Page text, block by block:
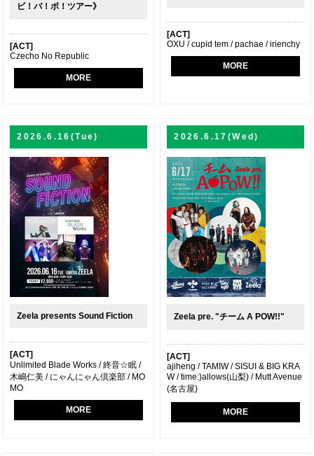
ビ！バ！ボ！ツアー》
[ACT]
Czecho No Republic
MORE
[ACT]
OXU / cupid tem / pachae / irienchy
MORE
2026.6.16(Tue)
Zeela presents Sound Fiction
[ACT]
Unlimited Blade Works / 終音☆眠 /
木嶋仁美 / にゃんにゃん倶楽部 / MO
MO
MORE
2026.6.17(Wed)
Zeela pre. "チーム A POW!!"
[ACT]
ajiheng / TAMIW / SISUI & BIG KRA
W / time:)allows(山梨) / Mutt Avenue
(名古屋)
MORE